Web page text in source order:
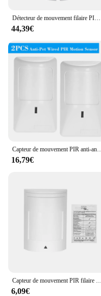
Détecteur de mouvement filaire PIR pour touristes et micro-ondes, anti-masque étanche, système d'alarme de vol extérieur, respectueux des animaux domestiques, 25kg, 12V
44,39€
Capteur de mouvement PIR anti-animal domestique, alarme filaire, détecteur infrarouge
16,79€
6,09€